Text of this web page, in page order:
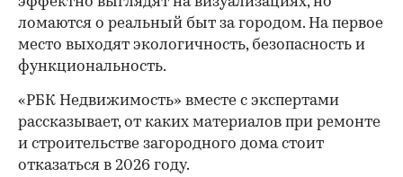
ломаются о реальный быт за городом. На первое
место выходят экологичность, безопасность и
функциональность.
«РБК Недвижимость» вместе с экспертами
рассказывает, от каких материалов при ремонте
и строительстве загородного дома стоит
отказаться в 2026 году.